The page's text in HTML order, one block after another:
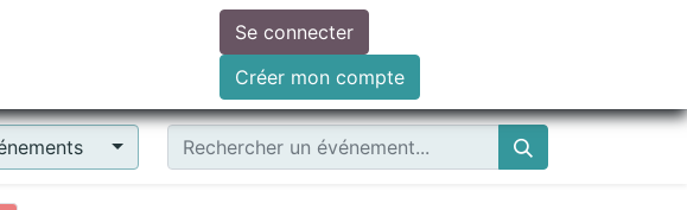
Faire un don
Se connecter
Créer mon compte